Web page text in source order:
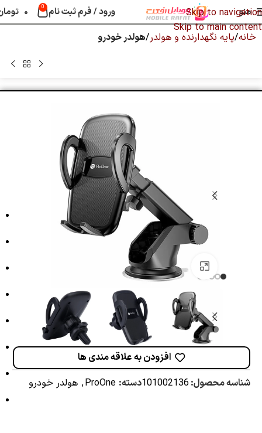
Skip to navigation
Skip to main content
منو ورود / فرم ثبت نام 0 ۰
خانه پایه نگهدارنده و هولدر هولدر خودرو
برای بزرگنمایی کلیک کنید
افزودن به علاقه مندی ها
شناسه محصول: 101002136دسته: ProOne
, هولدر خودرو